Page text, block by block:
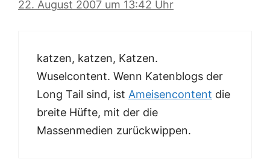
22. August 2007 um 13:42 Uhr
katzen, katzen, Katzen.
Wuselcontent. Wenn Katenblogs der
Long Tail sind, ist Ameisencontent die
breite Hüfte, mit der die
Massenmedien zurückwippen.